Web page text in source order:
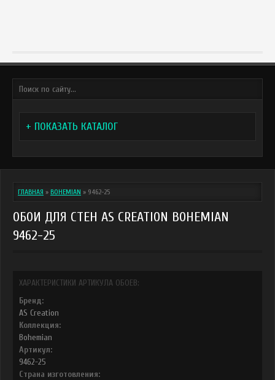
+ ПОКАЗАТЬ КАТАЛОГ
ГЛАВНАЯ » BOHEMIAN » 9462-25
ОБОИ ДЛЯ СТЕН AS CREATION BOHEMIAN
9462-25
ХАРАКТЕРИСТИКИ АРТИКУЛА ОБОЕВ:
Бренд:
AS Creation
Коллекция:
Bohemian
Артикул:
9462-25
Страна изготовления: